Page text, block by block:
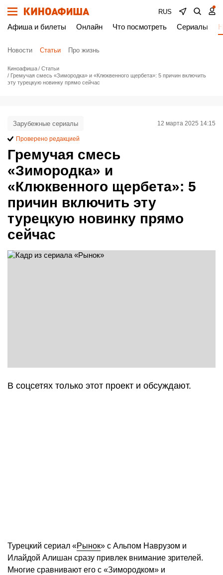
RUS
Афиша и билеты Онлайн Что посмотреть Сериалы
Новости Статьи Про жизнь
Киноафиша
Статьи
Гремучая смесь «Зимородка» и «Клюквенного щербета»: 5 причин включить
эту турецкую новинку прямо сейчас
Гремучая смесь
«Зимородка» и
«Клюквенного щербета»: 5
причин включить эту
турецкую новинку прямо
сейчас
Зарубежные сериалы 12 марта 2025 14:15
Проверено редакцией
В соцсетях только этот проект и обсуждают.
Турецкий сериал «Рынок» с Альпом Наврузом и
Илайдой Алишан сразу привлек внимание зрителей.
Многие сравнивают его с «Зимородком» и